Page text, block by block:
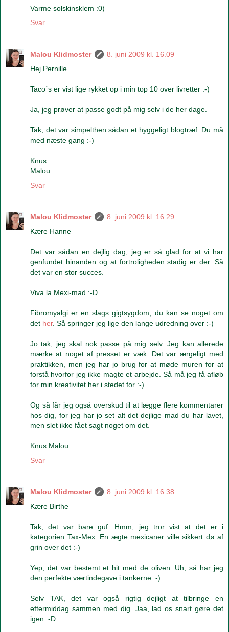
Varme solskinsklem :0)
Svar
Malou Klidmoster
8. juni 2009 kl. 16.09
Hej Pernille
Taco´s er vist lige rykket op i min top 10 over livretter :-)
Ja, jeg prøver at passe godt på mig selv i de her dage.
Tak, det var simpelthen sådan et hyggeligt blogtræf. Du må
med næste gang :-)
Knus
Malou
Svar
Malou Klidmoster
8. juni 2009 kl. 16.29
Kære Hanne
Det var sådan en dejlig dag, jeg er så glad for at vi har
genfundet hinanden og at fortroligheden stadig er der. Så
det var en stor succes.
Viva la Mexi-mad :-D
Fibromyalgi er en slags gigtsygdom, du kan se noget om
det her. Så springer jeg lige den lange udredning over :-)
Jo tak, jeg skal nok passe på mig selv. Jeg kan allerede
mærke at noget af presset er væk. Det var ærgeligt med
praktikken, men jeg har jo brug for at møde muren for at
forstå hvorfor jeg ikke magte et arbejde. Så må jeg få afløb
for min kreativitet her i stedet for :-)
Og så får jeg også overskud til at lægge flere kommentarer
hos dig, for jeg har jo set alt det dejlige mad du har lavet,
men slet ikke fået sagt noget om det.
Knus Malou
Svar
Malou Klidmoster
8. juni 2009 kl. 16.38
Kære Birthe
Tak, det var bare guf. Hmm, jeg tror vist at det er i
kategorien Tax-Mex. En ægte mexicaner ville sikkert dø af
grin over det :-)
Yep, det var bestemt et hit med de oliven. Uh, så har jeg
den perfekte værtindegave i tankerne :-)
Selv TAK, det var også rigtig dejligt at tilbringe en
eftermiddag sammen med dig. Jaa, lad os snart gøre det
igen :-D